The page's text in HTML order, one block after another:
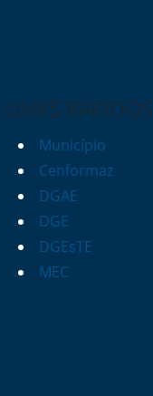
LINKS RÁPIDOS
Município
Cenformaz
DGAE
DGE
DGEsTE
MEC